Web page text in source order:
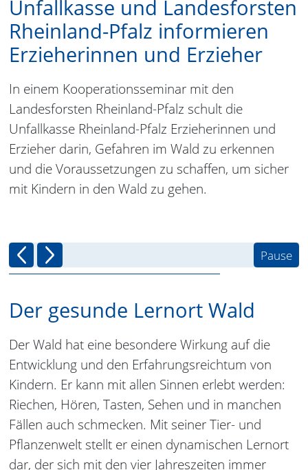
Unfallkasse und Landesforsten
Rheinland-Pfalz informieren
Erzieherinnen und Erzieher
In einem Kooperationsseminar mit den
Landesforsten Rheinland-Pfalz schult die
Unfallkasse Rheinland-Pfalz Erzieherinnen und
Erzieher darin, Gefahren im Wald zu erkennen
und die Voraussetzungen zu schaffen, um sicher
mit Kindern in den Wald zu gehen.
vorheriger inhalt
nächster Inhalt Pause
Der gesunde Lernort Wald
Der Wald hat eine besondere Wirkung auf die
Entwicklung und den Erfahrungsreichtum von
Kindern. Er kann mit allen Sinnen erlebt werden:
Riechen, Hören, Tasten, Sehen und in manchen
Fällen auch schmecken. Mit seiner Tier- und
Pflanzenwelt stellt er einen dynamischen Lernort
dar, der sich mit den vier Jahreszeiten immer